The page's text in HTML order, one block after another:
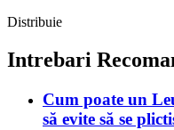
Distribuie
Intrebari
Cum poate un
să evite să se